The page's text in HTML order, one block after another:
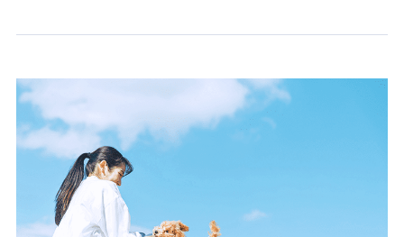
スマートプラス少額短期保険株式会社
（https://www.smartplus-insurance.com/）
チューリッヒ少額短期保険株式会社
(https://www.zurichssi.co.jp/)
Tokio Marine X少額短期保険株式会社
(https://www.tokiomarine-x.co.jp/)
ペットメディカルサポート株式会社
(https://pshoken.co.jp/)